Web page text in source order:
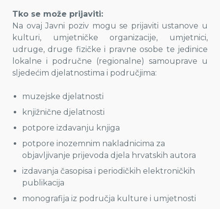
Tko se može prijaviti:
Na ovaj Javni poziv mogu se prijaviti ustanove u
kulturi, umjetničke organizacije, umjetnici,
udruge, druge fizičke i pravne osobe te jedinice
lokalne i područne (regionalne) samouprave u
sljedećim djelatnostima i područjima:
muzejske djelatnosti
knjižnične djelatnosti
potpore izdavanju knjiga
potpore inozemnim nakladnicima za
objavljivanje prijevoda djela hrvatskih autora
izdavanja časopisa i periodičkih elektroničkih
publikacija
monografija iz područja kulture i umjetnosti